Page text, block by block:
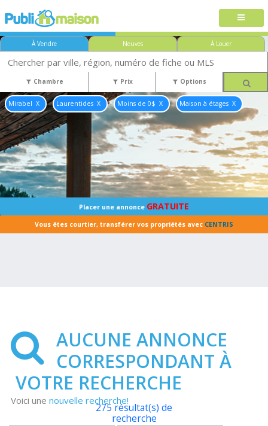
À Vendre Neuves À Louer
Chambre Prix Options
Mirabel Laurentides Moins de 0$ Maison à étages
Placer une annonce GRATUITE
Vous êtes courtier, transférer vos propriétés avec CENTRIS
AUCUNE ANNONCE
CORRESPONDANT À
VOTRE RECHERCHE
Voici une nouvelle recherche!
275 résultat(s) de
recherche